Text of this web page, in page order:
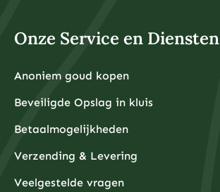
Onze Service en Diensten
Anoniem goud kopen
Beveiligde Opslag in kluis
Betaalmogelijkheden
Verzending & Levering
Veelgestelde vragen